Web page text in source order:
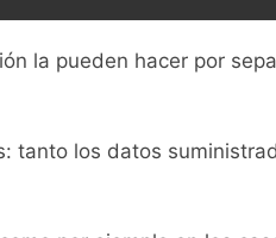
la pueden hacer por
tanto los datos